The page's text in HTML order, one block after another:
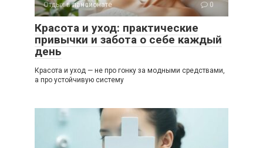
Отдых в пансионате 0
Красота и уход: практические
привычки и забота о себе каждый
день
Красота и уход — не про гонку за модными средствами,
а про устойчивую систему